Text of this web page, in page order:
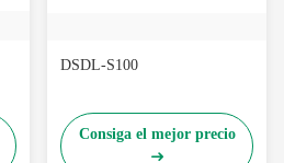
DSDL-S100
Consiga el mejor precio